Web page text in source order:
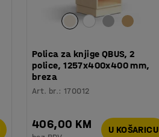
Polica za knjige QBUS, 2
police, 1257x400x400 mm,
breza
Art. br.:170012
406,00 KM U KOŠARICU